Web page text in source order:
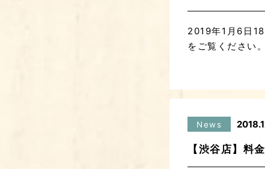
2019年1月6日
をご覧ください
News
【渋谷店】料